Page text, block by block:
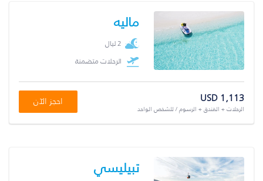
ماليه
2 ليال
الرحلات متضمنة
USD 1,113
الرحلات + الفندق + الرسوم / للشخص الواحد
احجز الآن
تبيليسي